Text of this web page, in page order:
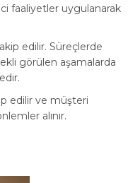
faaliyetler uygulanarak
edilir. Süreçlerde
görülen aşamalarda
edilir ve müşteri
alınır.